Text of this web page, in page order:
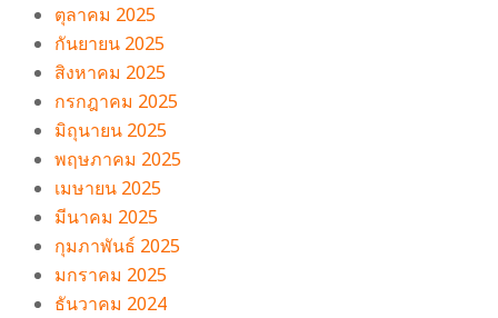
ตุลาคม 2025
กันยายน 2025
สิงหาคม 2025
กรกฎาคม 2025
มิถุนายน 2025
พฤษภาคม 2025
เมษายน 2025
มีนาคม 2025
กุมภาพันธ์ 2025
มกราคม 2025
ธันวาคม 2024